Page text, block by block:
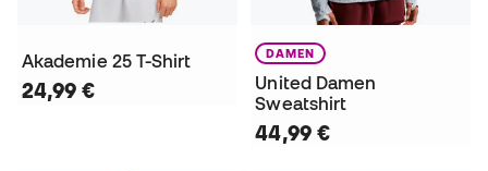
Akademie 25 T-Shirt
24,99 €
DAMEN
United Damen
Sweatshirt
44,99 €